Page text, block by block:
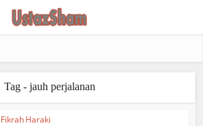
Tag - jauh perjalanan
Fikrah Haraki